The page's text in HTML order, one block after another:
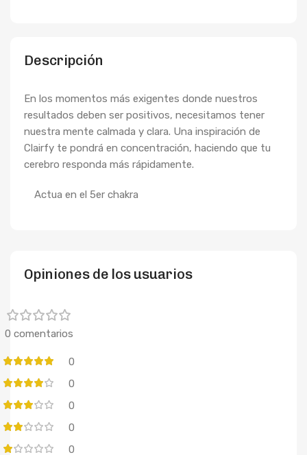
Descripción
En los momentos más exigentes donde nuestros
resultados deben ser positivos, necesitamos tener
nuestra mente calmada y clara. Una inspiración de
Clairfy te pondrá en concentración, haciendo que tu
cerebro responda más rápidamente.
Actua en el 5er chakra
Opiniones de los usuarios
0 comentarios
0
0
0
0
0